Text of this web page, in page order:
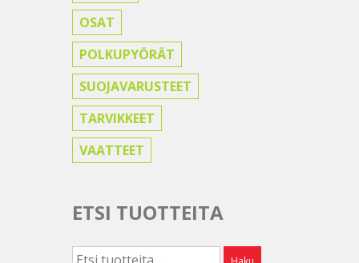
OSAT
POLKUPYÖRÄT
SUOJAVARUSTEET
TARVIKKEET
VAATTEET
ETSI TUOTTEITA
Etsi: